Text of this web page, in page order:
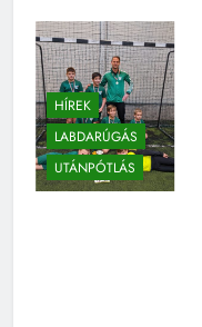
HÍREK
LABDARÚGÁS
UTÁNPÓTLÁS